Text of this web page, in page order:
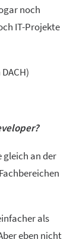
noch
IT-Projekte
gleich an der
als
eben nicht